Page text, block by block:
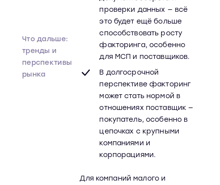
Что дальше:
тренды и
перспективы
рынка
проверки данных — всё
это будет ещё больше
способствовать росту
факторинга, особенно
для МСП и поставщиков.
В долгосрочной
перспективе факторинг
может стать нормой в
отношениях поставщик —
покупатель, особенно в
цепочках с крупными
компаниями и
корпорациями.
Для компаний малого и